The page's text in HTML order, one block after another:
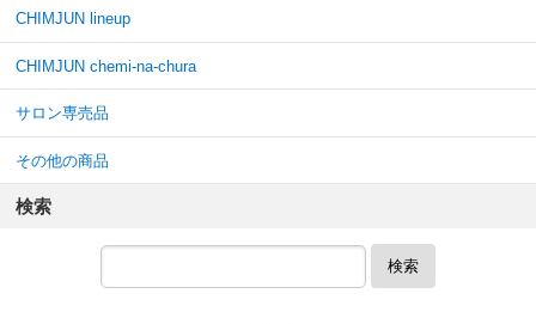
CHIMJUN lineup
CHIMJUN chemi-na-chura
サロン専売品
その他の商品
検索
検索